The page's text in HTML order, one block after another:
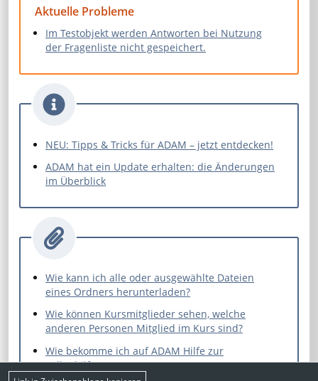
Aktuelle Probleme
Im Testobjekt werden Antworten bei Nutzung
der Fragenliste nicht gespeichert.
NEU: Tipps & Tricks für ADAM – jetzt entdecken!
ADAM hat ein Update erhalten: die Änderungen
im Überblick
Wie kann ich alle oder ausgewählte Dateien
eines Ordners herunterladen?
Wie können Kursmitglieder sehen, welche
anderen Personen Mitglied im Kurs sind?
Wie bekomme ich auf ADAM Hilfe zur
Selbsthilfe?